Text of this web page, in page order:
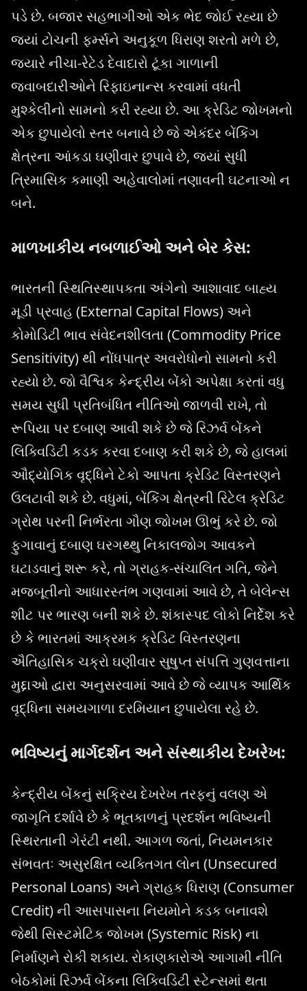
પડે છે. બજાર સહભાગીઓ એક ભેદ જોઈ રહ્યા છે
જ્યાં ટોચની ફર્મ્સને અનુકૂળ ધિરાણ શરતો મળે છે,
જ્યારે નીચા-રેટેડ દેવાદારો ટૂંકા ગાળાની
જવાબદારીઓને રિફાઇનાન્સ કરવામાં વધતી
મુશ્કેલીનો સામનો કરી રહ્યા છે. આ ક્રેડિટ જોખમનો
એક છુપાયેલો સ્તર બનાવે છે જે એકંદર બેંકિંગ
ક્ષેત્રના આંકડા ઘણીવાર છુપાવે છે, જ્યાં સુધી
ત્રિમાસિક કમાણી અહેવાલોમાં તણાવની ઘટનાઓ ન
બને.
માળખાકીય નબળાઈઓ અને બેર કેસ:
ભારતની સ્થિતિસ્થાપકતા અંગેનો આશાવાદ બાહ્ય
મૂડી પ્રવાહ (External Capital Flows) અને
કોમોડિટી ભાવ સંવેદનશીલતા (Commodity Price
Sensitivity) થી નોંધપાત્ર અવરોધોનો સામનો કરી
રહ્યો છે. જો વૈશ્વિક કેન્દ્રીય બેંકો અપેક્ષા કરતાં વધુ
સમય સુધી પ્રતિબંધિત નીતિઓ જાળવી રાખે, તો
રૂપિયા પર દબાણ આવી શકે છે જે રિઝર્વ બેંકને
લિક્વિડિટી કડક કરવા દબાણ કરી શકે છે, જે હાલમાં
ઔદ્યોગિક વૃદ્ધિને ટેકો આપતા ક્રેડિટ વિસ્તરણને
ઉલટાવી શકે છે. વધુમાં, બેંકિંગ ક્ષેત્રની રિટેલ ક્રેડિટ
ગ્રોથ પરની નિર્ભરતા ગૌણ જોખમ ઊભું કરે છે. જો
ફુગાવાનું દબાણ ઘરગથ્થુ નિકાલજોગ આવકને
ઘટાડવાનું શરૂ કરે, તો ગ્રાહક-સંચાલિત ગતિ, જેને
મજબૂતીનો આધારસ્તંભ ગણવામાં આવે છે, તે બેલેન્સ
શીટ પર ભારણ બની શકે છે. શંકાસ્પદ લોકો નિર્દેશ કરે
છે કે ભારતમાં આક્રમક ક્રેડિટ વિસ્તરણના
ઐતિહાસિક ચક્રો ઘણીવાર સુષુપ્ત સંપત્તિ ગુણવત્તાના
મુદ્દાઓ દ્વારા અનુસરવામાં આવે છે જે વ્યાપક આર્થિક
વૃદ્ધિના સમયગાળા દરમિયાન છુપાયેલા રહે છે.
ભવિષ્યનું માર્ગદર્શન અને સંસ્થાકીય દેખરેખ:
કેન્દ્રીય બેંકનું સક્રિય દેખરેખ તરફનું વલણ એ
જાગૃતિ દર્શાવે છે કે ભૂતકાળનું પ્રદર્શન ભવિષ્યની
સ્થિરતાની ગેરંટી નથી. આગળ જતાં, નિયમનકાર
સંભવતઃ અસુરક્ષિત વ્યક્તિગત લોન (Unsecured
Personal Loans) અને ગ્રાહક ધિરાણ (Consumer
Credit) ની આસપાસના નિયમોને કડક બનાવશે
જેથી સિસ્ટમેટિક જોખમ (Systemic Risk) ના
નિર્માણને રોકી શકાય. રોકાણકારોએ આગામી નીતિ
બેઠકોમાં રિઝર્વ બેંકના લિક્વિડિટી સ્ટેન્સમાં થતા